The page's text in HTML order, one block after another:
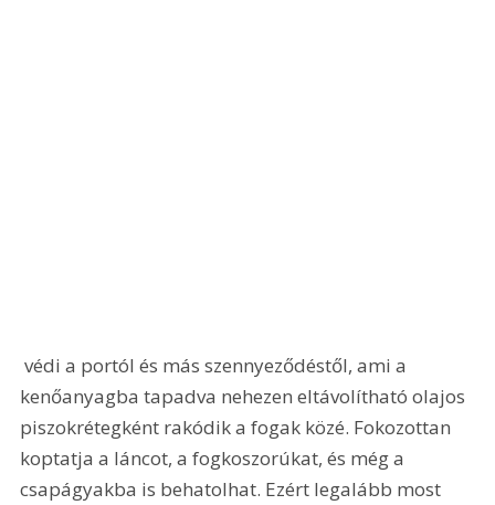
védi a portól és más szennyeződéstől, ami a
kenőanyagba tapadva nehezen eltávolítható olajos
piszokrétegként rakódik a fogak közé. Fokozottan
koptatja a láncot, a fogkoszorúkat, és még a
csapágyakba is behatolhat. Ezért legalább most